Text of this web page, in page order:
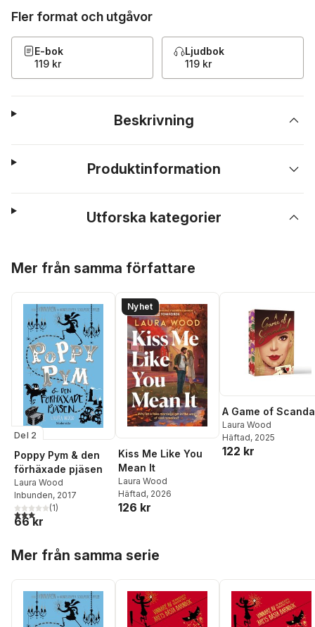
Fler format och utgåvor
E-bok
119 kr
Ljudbok
119 kr
Beskrivning
Produktinformation
Utforska kategorier
Mer från samma författare
Del 2
Poppy Pym & den
förhäxade pjäsen
Laura Wood
Inbunden, 2017
3,0utav 5 stjärnor. Totalt antal röster:
(1)
66 kr
Nyhet
Kiss Me Like You
Mean It
Laura Wood
Häftad, 2026
126 kr
A Game of
Laura Wood
Häftad, 2025
122 kr
Mer från samma serie